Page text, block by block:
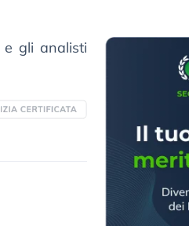
gli analisti